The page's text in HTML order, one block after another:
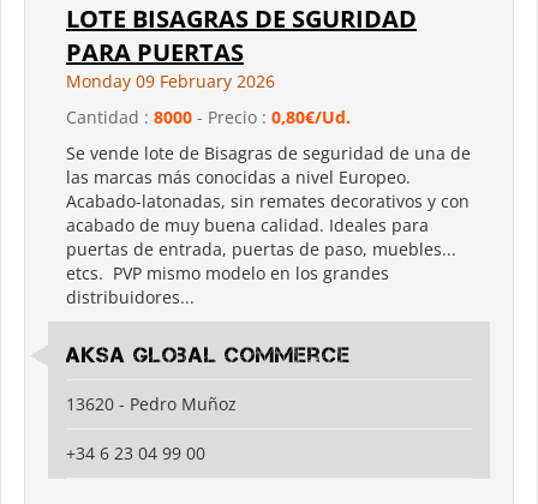
LOTE BISAGRAS DE SGURIDAD
PARA PUERTAS
Monday 09 February 2026
Cantidad : 8000 - Precio : 0,80€/Ud.
Se vende lote de Bisagras de seguridad de una de
las marcas más conocidas a nivel Europeo.
Acabado-latonadas, sin remates decorativos y con
acabado de muy buena calidad. Ideales para
puertas de entrada, puertas de paso, muebles...
etcs. PVP mismo modelo en los grandes
distribuidores...
AKSA Global Commerce
13620 - Pedro Muñoz
+34 6 23 04 99 00